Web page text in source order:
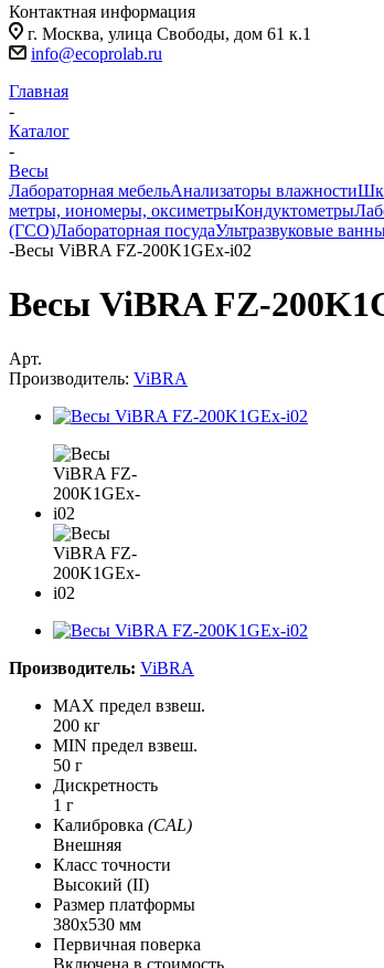
Контактная информация
г. Москва, улица Свободы, дом 61 к.1
info@ecoprolab.ru
Главная
-
Каталог
-
Весы
Лабораторная мебельАнализаторы влажности
метры, иономеры, оксиметрыКондуктометры
(ГСО)Лабораторная посудаУльтразвуковые
-Весы ViBRA FZ-200K1GEx-i02
Весы ViBRA FZ-
Арт.
Производитель: ViBRA
Производитель: ViBRA
MAX предел взвеш.
200 кг
MIN предел взвеш.
50 г
Дискретность
1 г
Калибровка (CAL)
Внешняя
Класс точности
Высокий (II)
Размер платформы
380х530 мм
Первичная поверка
Включена в стоимость